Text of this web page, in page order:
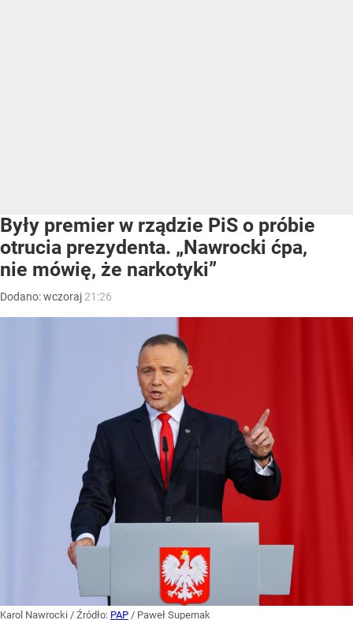
Były premier w rządzie PiS o próbie
otrucia prezydenta. „Nawrocki ćpa,
nie mówię, że narkotyki”
Dodano:wczoraj 21:26
Karol Nawrocki / Źródło: PAP / Paweł Supernak